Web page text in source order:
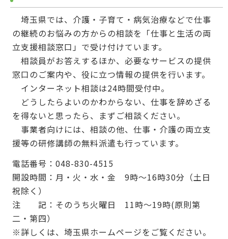
埼玉県では、介護・子育て・病気治療などで仕事
の継続のお悩みの方からの相談を「仕事と生活の両
立支援相談窓口」で受け付けています。
相談員がお答えするほか、必要なサービスの提供
窓口のご案内や、役に立つ情報の提供を行います。
インターネット相談は24時間受付中。
どうしたらよいのかわからない、仕事を辞めざる
を得ないと思ったら、まずご相談ください。
事業者向けには、相談の他、仕事・介護の両立支
援等の研修講師の無料派遣も行っています。
電話番号：048-830-4515
開設時間：月・火・水・金 9時～16時30分（土日
祝除く）
注 記：そのうち火曜日 11時～19時(原則第
二・第四）
※詳しくは、埼玉県ホームページをご覧ください。